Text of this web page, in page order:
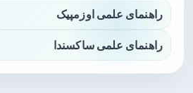
راهنمای علمی اوزمپیک
راهنمای علمی ساکسندا